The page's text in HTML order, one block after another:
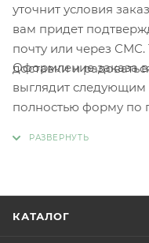
уточнит условия
вам придет
почту или через СМС.
доставки и
Оформление заказа
выглядит следующим
полностью форму по
КАТАЛОГ